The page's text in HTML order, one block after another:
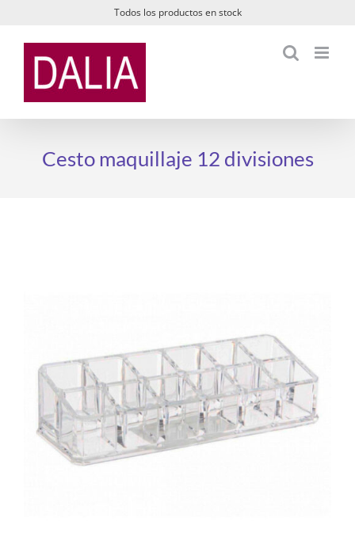
contenido
Todos los productos en stock
Cesto maquillaje 12 divisiones